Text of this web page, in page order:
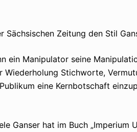
Sächsischen Zeitung den Stil
ein Manipulator seine
Stichworte,
eine Kernbotschaft
Ganser hat im Buch „Imperium